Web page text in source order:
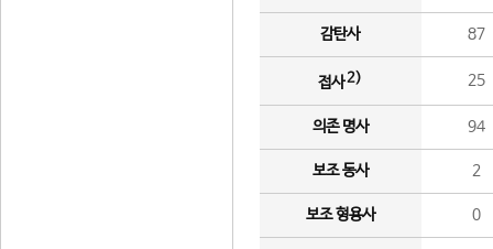
감탄사 87
접사2) 25
의존 명사 94
보조 동사 2
보조 형용사 0